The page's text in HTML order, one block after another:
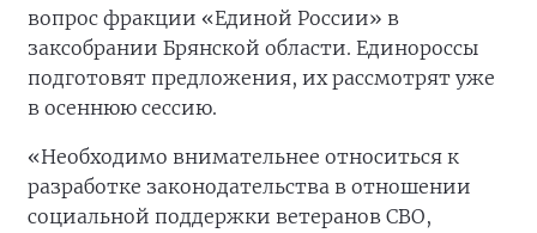
вопрос фракции «Единой России» в
заксобрании Брянской области. Единороссы
подготовят предложения, их рассмотрят уже
в осеннюю сессию.
«Необходимо внимательнее относиться к
разработке законодательства в отношении
социальной поддержки ветеранов СВО,